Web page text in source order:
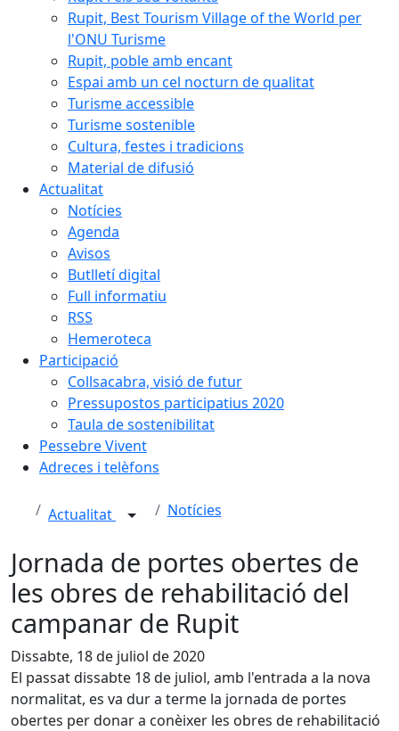
Rupit, Best Tourism Village of the World per
l'ONU Turisme
Rupit, poble amb encant
Espai amb un cel nocturn de qualitat
Turisme accessible
Turisme sostenible
Cultura, festes i tradicions
Material de difusió
Actualitat
Notícies
Agenda
Avisos
Butlletí digital
Full informatiu
RSS
Hemeroteca
Participació
Collsacabra, visió de futur
Pressupostos participatius 2020
Taula de sostenibilitat
Pessebre Vivent
Adreces i telèfons
Actualitat Notícies
Jornada de portes obertes de
les obres de rehabilitació del
campanar de Rupit
Dissabte, 18 de juliol de 2020
El passat dissabte 18 de juliol, amb l'entrada a la nova
normalitat, es va dur a terme la jornada de portes
obertes per donar a conèixer les obres de rehabilitació